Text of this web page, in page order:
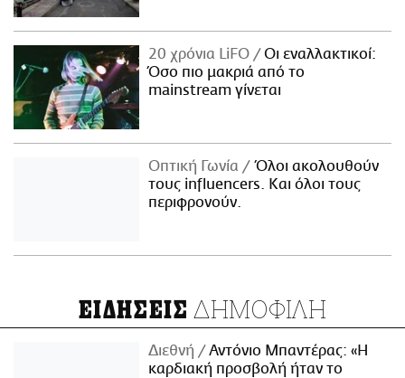
20 χρόνια LiFO
Οι εναλλακτικοί:
Όσο πιο μακριά από το
mainstream γίνεται
Οπτική Γωνία
Όλοι ακολουθούν
τους influencers. Και όλοι τους
περιφρονούν.
ΕΙΔΗΣΕΙΣ ΔΗΜΟΦΙΛΗ
Διεθνή
Αντόνιο Μπαντέρας: «Η
καρδιακή προσβολή ήταν το